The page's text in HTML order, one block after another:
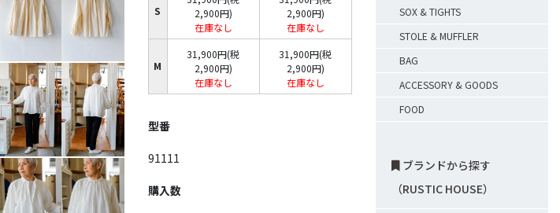
S
2,900円)
在庫なし
2,900円)
在庫なし
M
31,900円(税
2,900円)
在庫なし
31,900円(税
2,900円)
在庫なし
型番
91111
購入数
SOX & TIGHTS
STOLE & MUFFLER
BAG
ACCESSORY & GOODS
FOOD
ブランドから探す
（RUSTIC HOUSE）